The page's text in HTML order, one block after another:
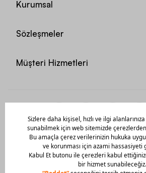
Kurumsal
Sözleşmeler
Müşteri Hizmetleri
Mobil Uygulamamızı